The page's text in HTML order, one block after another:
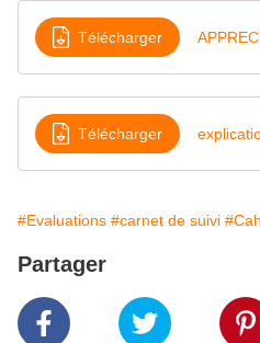
Télécharger
Télécharger
#Evaluations #carnet de suivi
Partager